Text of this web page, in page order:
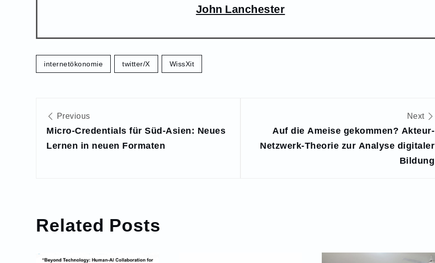
John Lanchester
internetökonomie twitter/X WissXit
Previous
Micro-Credentials für Süd-Asien: Neues
Lernen in neuen Formaten
Next
Auf die Ameise gekommen? Akteur-
Netzwerk-Theorie zur Analyse digitaler
Bildung
Related Posts